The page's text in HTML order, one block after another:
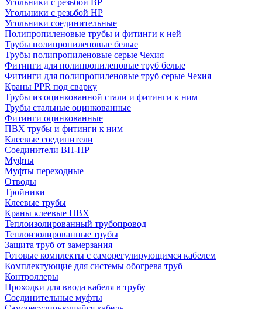
Угольники с резьбой НР
Угольники соединительные
Полипропиленовые трубы и фитинги к ней
Трубы полипропиленовые белые
Трубы полипропиленовые серые Чехия
Фитинги для полипропиленовые труб белые
Фитинги для полипропиленовые труб серые Чехия
Краны PPR под сварку
Трубы из оцинкованной стали и фитинги к ним
Трубы стальные оцинкованные
Фитинги оцинкованные
ПВХ трубы и фитинги к ним
Клеевые соединители
Соединители ВН-НР
Муфты
Муфты переходные
Отводы
Тройники
Клеевые трубы
Краны клеевые ПВХ
Теплоизолированный трубопровод
Теплоизолированные трубы
Защита труб от замерзания
Готовые комплекты с саморегулирующимся кабелем
Комплектующие для системы обогрева труб
Контроллеры
Проходки для ввода кабеля в трубу
Соединительные муфты